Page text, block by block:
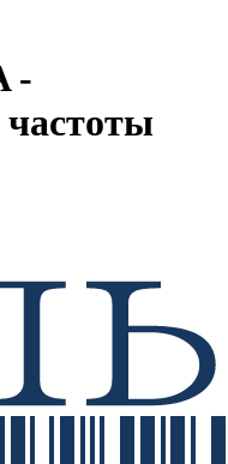
-
частоты